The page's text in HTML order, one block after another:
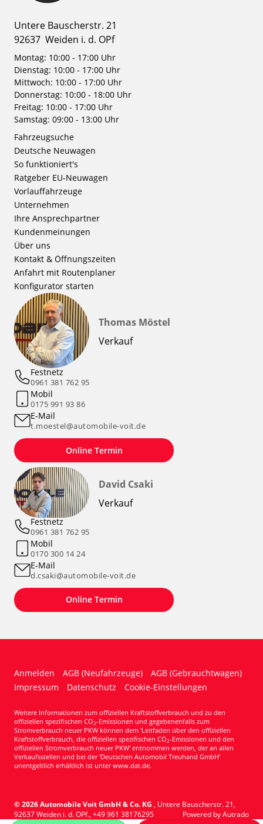
Untere Bauscherstr. 21
92637 Weiden i. d. OPf
Montag: 10:00 - 17:00 Uhr
Dienstag: 10:00 - 17:00 Uhr
Mittwoch: 10:00 - 17:00 Uhr
Donnerstag: 10:00 - 18:00 Uhr
Freitag: 10:00 - 17:00 Uhr
Samstag: 09:00 - 13:00 Uhr
Fahrzeugsuche
Deutsche Neuwagen
So funktioniert's
Ratgeber EU-Neuwagen
Vorlauffahrzeuge
Unternehmen
Ihre Ansprechpartner
Kundenmeinungen
Über uns
Kontakt & Öffnungszeiten
Anfahrt mit Routenplaner
Konfigurator starten
Thomas Möstel
Verkauf
Festnetz
0961 381 762 95
Mobil
0175 991 93 86
E-Mail
t.moestel@automobile-voit.de
Online Termin
David Csaki
Verkauf
Festnetz
0961 381 762 95
Mobil
0170 300 14 24
E-Mail
d.csaki@automobile-voit.de
Online Termin
Anmelden AGB (Neufahrzeuge)
AGB (Gebrauchtwagen)
Impressum
Datenschutz Cookie-Einstellungen
Weitere Informationen zum offiziellen Kraftstoffverbrauch und zu den
offiziellen spezifischen CO2-Emissionen und gegebenenfalls zum
Stromverbrauch neuer PKW können dem 'Leitfaden über den offiziellen
Kraftstoffverbrauch, die offiziellen spezifischen CO2-Emissionen und den
offiziellen Stromverbrauch neuer PKW' entnommen werden, der an allen
Verkaufsstellen und bei der 'Deutschen Automobil Treuhand GmbH'
unentgeltlich erhältlich ist unter www.dat.de.
© 2026Automobile Voit GmbH & Co. KG , Untere Bauscherstr. 21,
92637Weiden i. d. OPf., +49 961 38176295 Powered by Autrado